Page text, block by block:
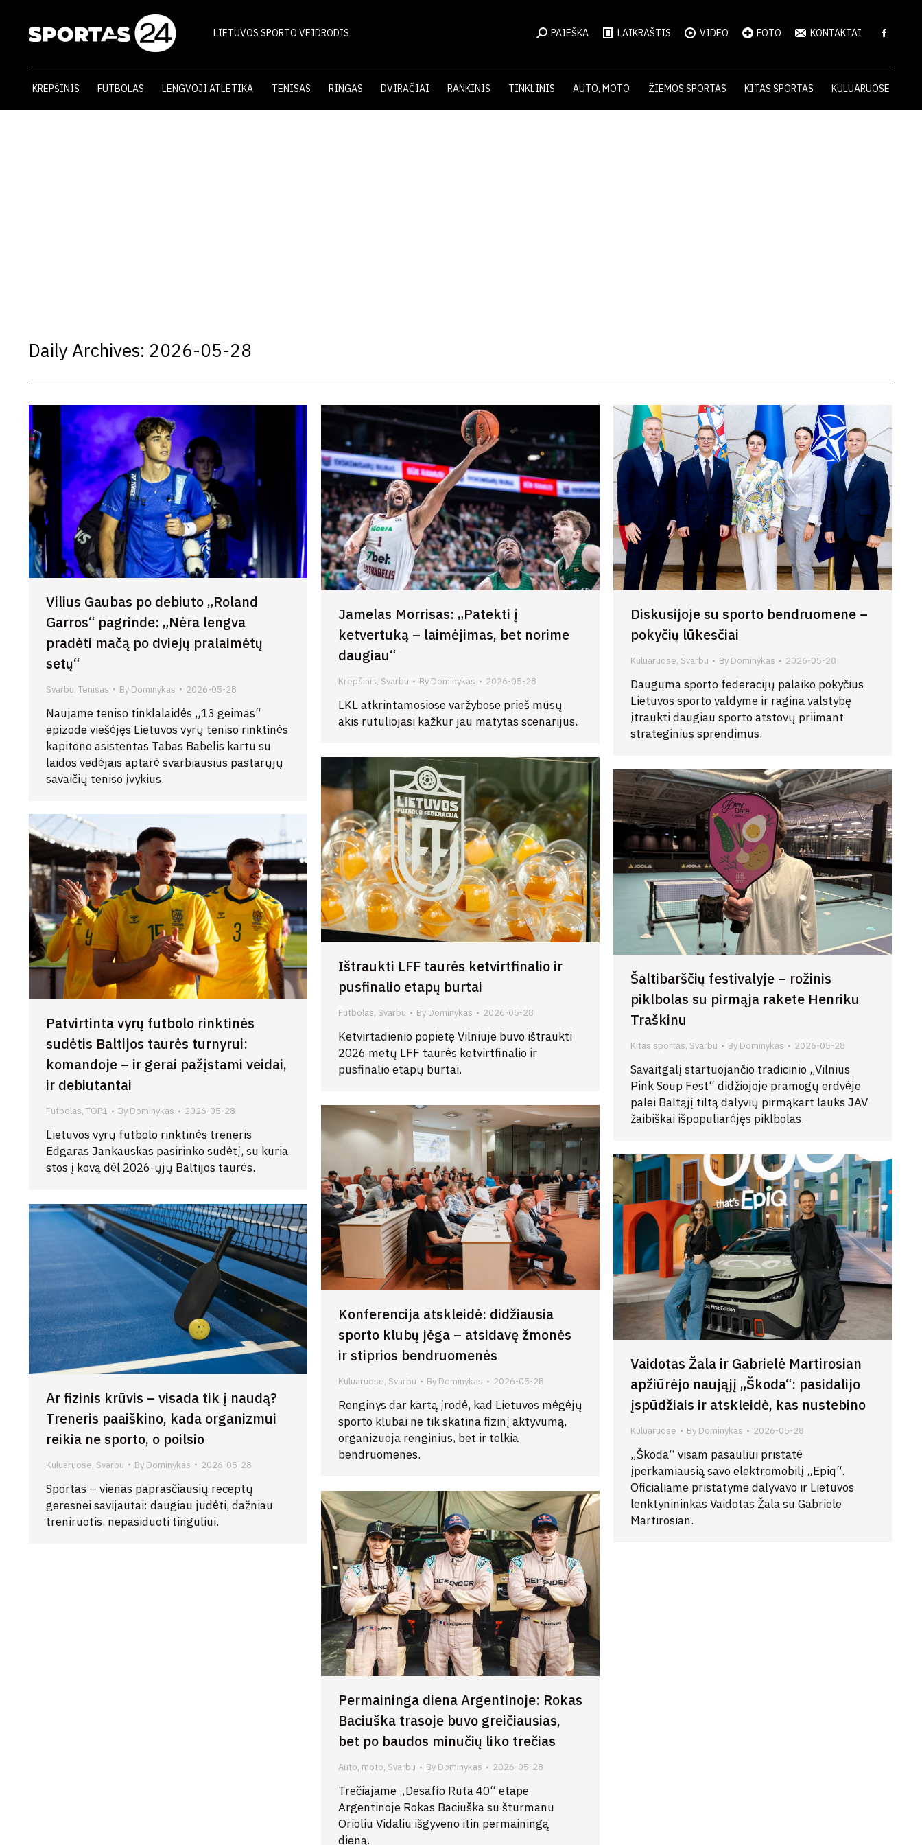
LIETUVOS SPORTO VEIDRODIS PAIEŠKA LAIKRAŠTIS VIDEO FOTO KONTAKTAI
KREPŠINIS FUTBOLAS LENGVOJI ATLETIKA TENISAS RINGAS DVIRAČIAI RANKINIS TINKLINIS AUTO, MOTO ŽIEMOS SPORTAS KITAS SPORTAS KULUARUOSE
Daily Archives: 2026-05-28
Vilius Gaubas po debiuto „Roland
Garros“ pagrinde: „Nėra lengva
pradėti mačą po dviejų pralaimėtų
setų“
Svarbu, Tenisas By Dominykas 2026-05-28
Naujame teniso tinklalaidės „13 geimas“
epizode viešėjęs Lietuvos vyrų teniso rinktinės
kapitono asistentas Tabas Babelis kartu su
laidos vedėjais aptarė svarbiausius pastarųjų
savaičių teniso įvykius.
Jamelas Morrisas: „Patekti į
ketvertuką – laimėjimas, bet norime
daugiau“
Krepšinis, Svarbu By Dominykas 2026-05-28
LKL atkrintamosiose varžybose prieš mūsų
akis rutuliojasi kažkur jau matytas scenarijus.
Diskusijoje su sporto bendruomene –
pokyčių lūkesčiai
Kuluaruose, Svarbu By Dominykas 2026-05-28
Dauguma sporto federacijų palaiko pokyčius
Lietuvos sporto valdyme ir ragina valstybę
įtraukti daugiau sporto atstovų priimant
strateginius sprendimus.
Ištraukti LFF taurės ketvirtfinalio ir
pusfinalio etapų burtai
Futbolas, Svarbu By Dominykas 2026-05-28
Ketvirtadienio popietę Vilniuje buvo ištraukti
2026 metų LFF taurės ketvirtfinalio ir
pusfinalio etapų burtai.
Šaltibarščių festivalyje – rožinis
piklbolas su pirmąja rakete Henriku
Traškinu
Kitas sportas, Svarbu By Dominykas 2026-05-28
Savaitgalį startuojančio tradicinio „Vilnius
Pink Soup Fest“ didžiojoje pramogų erdvėje
palei Baltąjį tiltą dalyvių pirmąkart lauks JAV
žaibiškai išpopuliarėjęs piklbolas.
Patvirtinta vyrų futbolo rinktinės
sudėtis Baltijos taurės turnyrui:
komandoje – ir gerai pažįstami veidai,
ir debiutantai
Futbolas, TOP1 By Dominykas 2026-05-28
Lietuvos vyrų futbolo rinktinės treneris
Edgaras Jankauskas pasirinko sudėtį, su kuria
stos į kovą dėl 2026-ųjų Baltijos taurės.
Konferencija atskleidė: didžiausia
sporto klubų jėga – atsidavę žmonės
ir stiprios bendruomenės
Kuluaruose, Svarbu By Dominykas 2026-05-28
Renginys dar kartą įrodė, kad Lietuvos mėgėjų
sporto klubai ne tik skatina fizinį aktyvumą,
organizuoja renginius, bet ir telkia
bendruomenes.
Vaidotas Žala ir Gabrielė Martirosian
apžiūrėjo naująjį „Škoda“: pasidalijo
įspūdžiais ir atskleidė, kas nustebino
Kuluaruose By Dominykas 2026-05-28
„Škoda“ visam pasauliui pristatė
įperkamiausią savo elektromobilį „Epiq“.
Oficialiame pristatyme dalyvavo ir Lietuvos
lenktynininkas Vaidotas Žala su Gabriele
Martirosian.
Ar fizinis krūvis – visada tik į naudą?
Treneris paaiškino, kada organizmui
reikia ne sporto, o poilsio
Kuluaruose, Svarbu By Dominykas 2026-05-28
Sportas – vienas paprasčiausių receptų
geresnei savijautai: daugiau judėti, dažniau
treniruotis, nepasiduoti tinguliui.
Permaininga diena Argentinoje: Rokas
Baciuška trasoje buvo greičiausias,
bet po baudos minučių liko trečias
Auto, moto, Svarbu By Dominykas 2026-05-28
Trečiajame „Desafío Ruta 40“ etape
Argentinoje Rokas Baciuška su šturmanu
Orioliu Vidaliu išgyveno itin permainingą
dieną.